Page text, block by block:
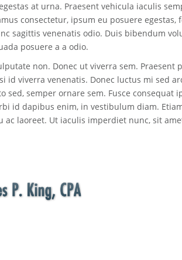
at urna. Praesent vehicula iaculis
consectetur, ipsum eu posuere egestas,
sagittis venenatis odio. Duis bibendum
posuere a a odio.
non. Donec ut viverra sem. Praesent
viverra venenatis. Donec luctus mi sed
sed, semper ornare sem. Fusce consequat
id dapibus enim, in vestibulum diam.
laoreet. Ut iaculis imperdiet nunc, sit